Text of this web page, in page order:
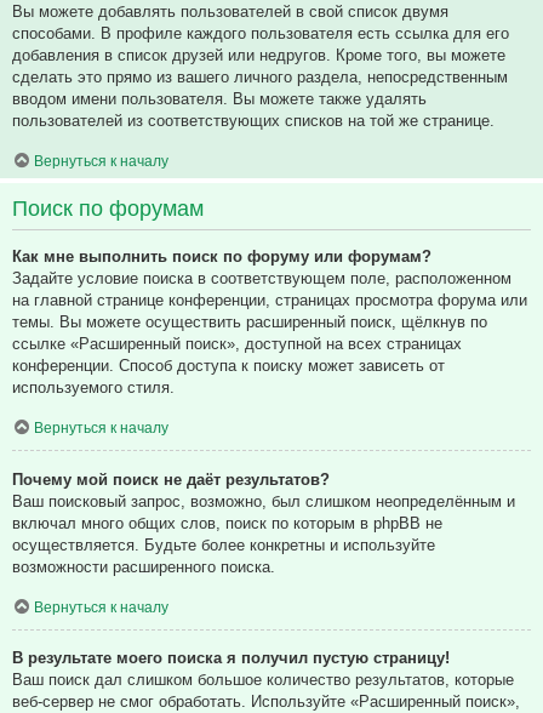
Вы можете добавлять пользователей в свой список двумя
способами. В профиле каждого пользователя есть ссылка для его
добавления в список друзей или недругов. Кроме того, вы можете
сделать это прямо из вашего личного раздела, непосредственным
вводом имени пользователя. Вы можете также удалять
пользователей из соответствующих списков на той же странице.
Вернуться к началу
Поиск по форумам
Как мне выполнить поиск по форуму или форумам?
Задайте условие поиска в соответствующем поле, расположенном
на главной странице конференции, страницах просмотра форума или
темы. Вы можете осуществить расширенный поиск, щёлкнув по
ссылке «Расширенный поиск», доступной на всех страницах
конференции. Способ доступа к поиску может зависеть от
используемого стиля.
Вернуться к началу
Почему мой поиск не даёт результатов?
Ваш поисковый запрос, возможно, был слишком неопределённым и
включал много общих слов, поиск по которым в phpBB не
осуществляется. Будьте более конкретны и используйте
возможности расширенного поиска.
Вернуться к началу
В результате моего поиска я получил пустую страницу!
Ваш поиск дал слишком большое количество результатов, которые
веб-сервер не смог обработать. Используйте «Расширенный поиск»,